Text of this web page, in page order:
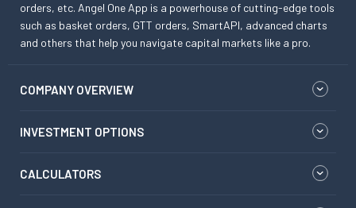
orders, etc. Angel One App is a powerhouse of cutting-edge tools
such as basket orders, GTT orders, SmartAPI, advanced charts
and others that help you navigate capital markets like a pro.
COMPANY OVERVIEW
INVESTMENT OPTIONS
CALCULATORS